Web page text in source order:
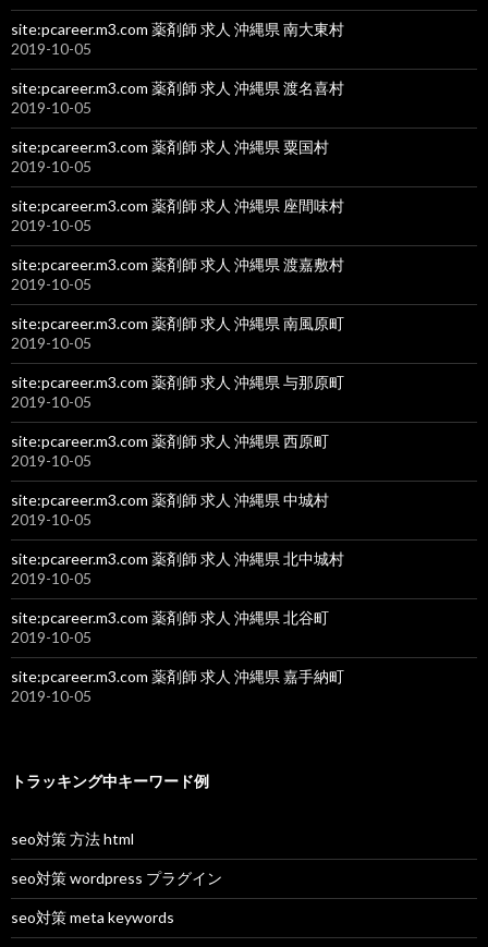
site:pcareer.m3.com 薬剤師 求人 沖縄県 南大東村
2019-10-05
site:pcareer.m3.com 薬剤師 求人 沖縄県 渡名喜村
2019-10-05
site:pcareer.m3.com 薬剤師 求人 沖縄県 粟国村
2019-10-05
site:pcareer.m3.com 薬剤師 求人 沖縄県 座間味村
2019-10-05
site:pcareer.m3.com 薬剤師 求人 沖縄県 渡嘉敷村
2019-10-05
site:pcareer.m3.com 薬剤師 求人 沖縄県 南風原町
2019-10-05
site:pcareer.m3.com 薬剤師 求人 沖縄県 与那原町
2019-10-05
site:pcareer.m3.com 薬剤師 求人 沖縄県 西原町
2019-10-05
site:pcareer.m3.com 薬剤師 求人 沖縄県 中城村
2019-10-05
site:pcareer.m3.com 薬剤師 求人 沖縄県 北中城村
2019-10-05
site:pcareer.m3.com 薬剤師 求人 沖縄県 北谷町
2019-10-05
site:pcareer.m3.com 薬剤師 求人 沖縄県 嘉手納町
2019-10-05
トラッキング中キーワード例
seo対策 方法 html
seo対策 wordpress プラグイン
seo対策 meta keywords